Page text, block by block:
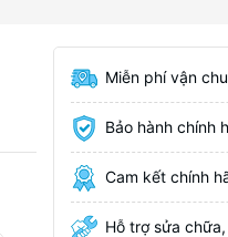
Miễn phí vận
Bảo hành chính
Cam kết chính
Hỗ trợ sửa